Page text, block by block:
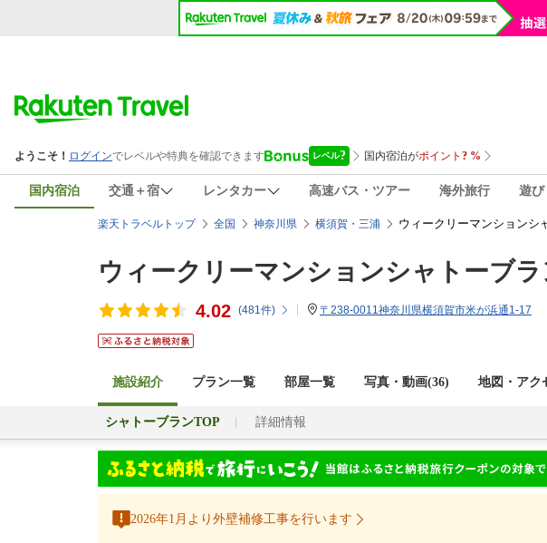
国内宿泊 交通＋宿 レンタカー 高速バス・ツアー 海外旅行 遊び
楽天トラベルトップ 全国 神奈川県 横須賀・三浦 ウィークリーマンションシ
ウィークリーマンションシャトーブラ
4.02 (481件) 〒238-0011神奈川県横須賀市米が浜通1-17
施設紹介 プラン一覧 部屋一覧 写真・動画(36) 地図・アク
シャトーブランTOP 詳細情報
2026年1月より外壁補修工事を行います